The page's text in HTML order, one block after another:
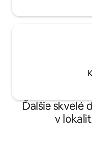
Ďalšie skvelé
v